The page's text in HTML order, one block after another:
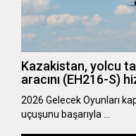
Kazakistan, yolcu
aracını (EH216-S)
2026 Gelecek Oyunları
uçuşunu başarıyla …